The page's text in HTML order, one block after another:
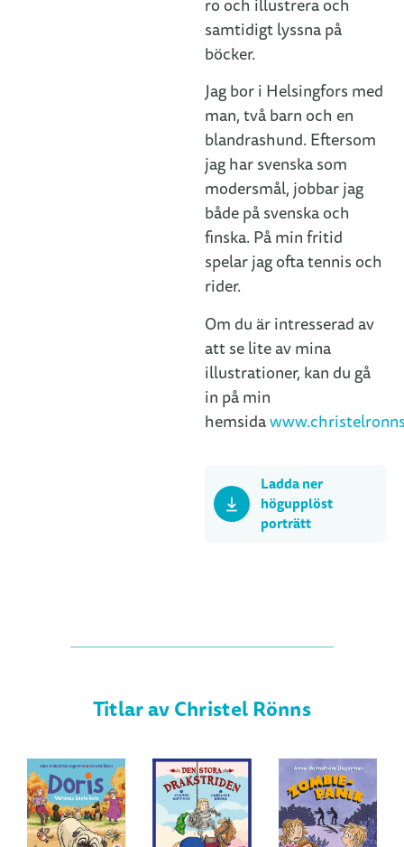
ro och illustrera och
samtidigt lyssna på
böcker.
Jag bor i Helsingfors med
man, två barn och en
blandrashund. Eftersom
jag har svenska som
modersmål, jobbar jag
både på svenska och
finska. På min fritid
spelar jag ofta tennis och
rider.
Om du är intresserad av
att se lite av mina
illustrationer, kan du gå
in på min
hemsida
Ladda ner
högupplöst
porträtt
Titlar av Christel Rönns